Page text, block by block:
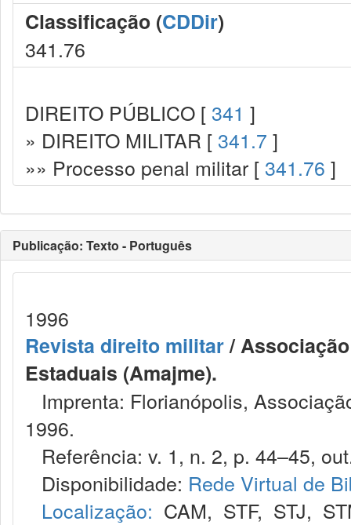
Classificação (CDDir)
341.76
DIREITO PÚBLICO [ 341 ]
» DIREITO MILITAR [ 341.7 ]
»» Processo penal militar [ 341.76 ]
Publicação: Texto - Português
1996
Revista direito militar/
Estaduais (Amajme).
Imprenta: Florianópolis,
1996.
Referência: v. 1, n. 2, p. 44–45,
Disponibilidade: Rede Virtual de
Localização: CAM, STF, STJ,